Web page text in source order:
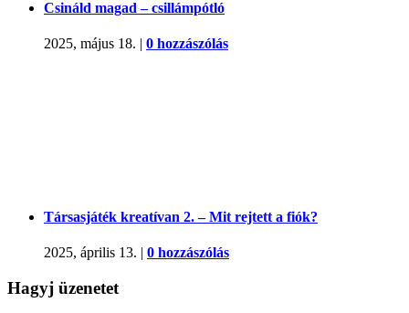
Csináld magad – csillámpótló
2025, május 18. | 0 hozzászólás
Társasjáték kreatívan 2. – Mit rejtett a fiók?
2025, április 13. | 0 hozzászólás
Hagyj üzenetet